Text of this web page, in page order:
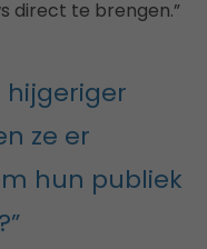
direct te brengen.”
hijgeriger
ze er
hun publiek